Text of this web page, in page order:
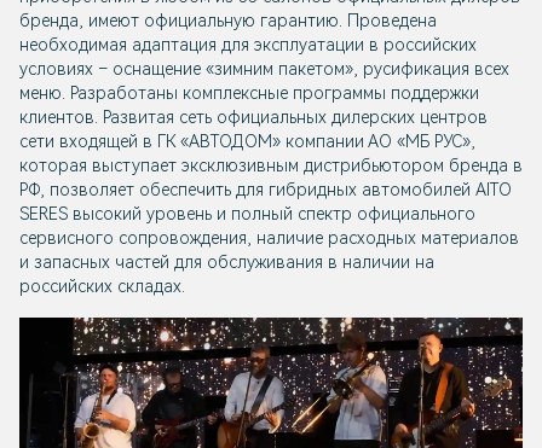
бренда, имеют официальную гарантию. Проведена
необходимая адаптация для эксплуатации в российских
условиях – оснащение «зимним пакетом», русификация всех
меню. Разработаны комплексные программы поддержки
клиентов. Развитая сеть официальных дилерских центров
сети входящей в ГК «АВТОДОМ» компании АО «МБ РУС»,
которая выступает эксклюзивным дистрибьютором бренда в
РФ, позволяет обеспечить для гибридных автомобилей AITO
SERES высокий уровень и полный спектр официального
сервисного сопровождения, наличие расходных материалов
и запасных частей для обслуживания в наличии на
российских складах.